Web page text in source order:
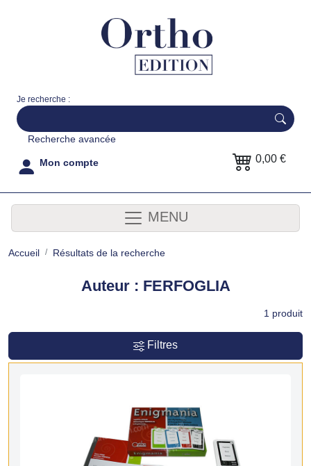
Je recherche :
Recherche avancée
Mon compte 0,00 €
MENU
Accueil Résultats de la recherche
Auteur : FERFOGLIA
1 produit
Filtres